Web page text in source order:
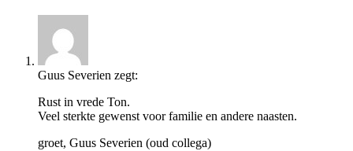
Guus Severien zegt:
Rust in vrede Ton.
Veel sterkte gewenst voor familie en andere naasten.
groet, Guus Severien (oud collega)